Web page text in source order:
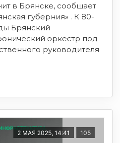
в Брянске, сообщает
губерния» . К 80-
Брянский
оркестр под
руководителя
2 МАЯ 2025, 14:41 105